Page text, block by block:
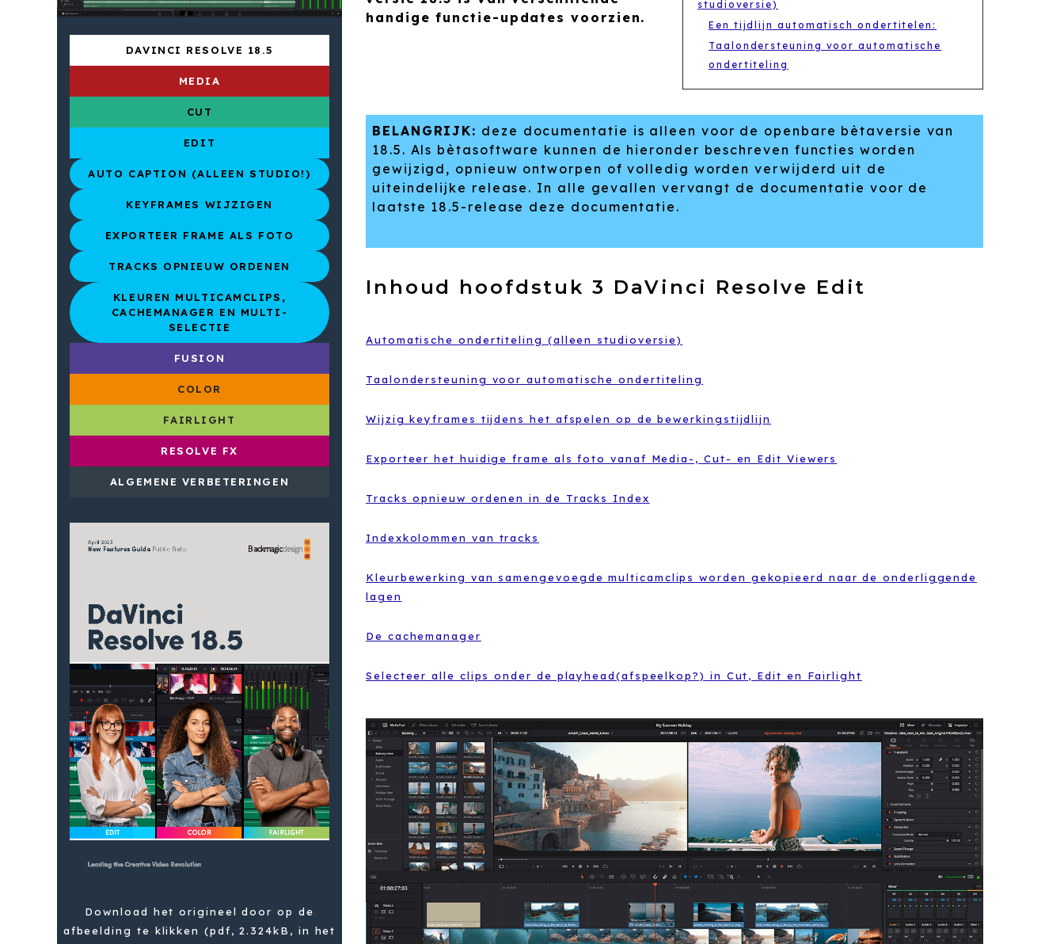
handige functie-updates voorzien.
studioversie)
Een tijdlijn automatisch ondertitelen:
Taalondersteuning voor automatische
ondertiteling
BELANGRIJK: deze documentatie is alleen voor de openbare bètaversie van
18.5. Als bètasoftware kunnen de hieronder beschreven functies worden
gewijzigd, opnieuw ontworpen of volledig worden verwijderd uit de
uiteindelijke release. In alle gevallen vervangt de documentatie voor de
laatste 18.5-release deze documentatie.
Inhoud hoofdstuk 3 DaVinci Resolve Edit
Automatische ondertiteling (alleen studioversie)
Taalondersteuning voor automatische ondertiteling
Wijzig keyframes tijdens het afspelen op de bewerkingstijdlijn
Exporteer het huidige frame als foto vanaf Media-, Cut- en Edit Viewers
Tracks opnieuw ordenen in de Tracks Index
Indexkolommen van tracks
Kleurbewerking van samengevoegde multicamclips worden gekopieerd naar de onderliggende
lagen
De cachemanager
Selecteer alle clips onder de playhead(afspeelkop?) in Cut, Edit en Fairlight
DAVINCI RESOLVE 18.5
MEDIA
CUT
EDIT
AUTO CAPTION (ALLEEN STUDIO!)
KEYFRAMES WIJZIGEN
EXPORTEER FRAME ALS FOTO
TRACKS OPNIEUW ORDENEN
KLEUREN MULTICAMCLIPS,
CACHEMANAGER EN MULTI-
SELECTIE
FUSION
COLOR
FAIRLIGHT
RESOLVE FX
ALGEMENE VERBETERINGEN
Download het origineel door op de
afbeelding te klikken (pdf, 2.324kB, in het